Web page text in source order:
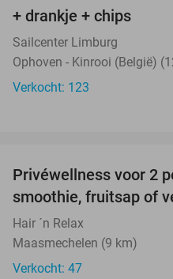
+ drankje + chips
Sailcenter Limburg
Ophoven - Kinrooi (België)
Verkocht: 123
Privéwellness voor 2
smoothie, fruitsap of
Hair ´n Relax
Maasmechelen (9 km)
Verkocht: 47